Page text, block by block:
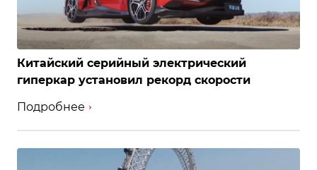
Китайский серийный электрический
гиперкар установил рекорд скорости
Подробнее